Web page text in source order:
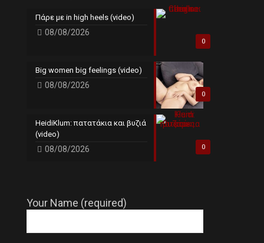
0
Πάρε με in high heels (video)
08/08/2026
0
Big women big feelings (video)
08/08/2026
0
HeidiKlum: πατατάκια και βυζιά
(video)
08/08/2026
Your Name (required)